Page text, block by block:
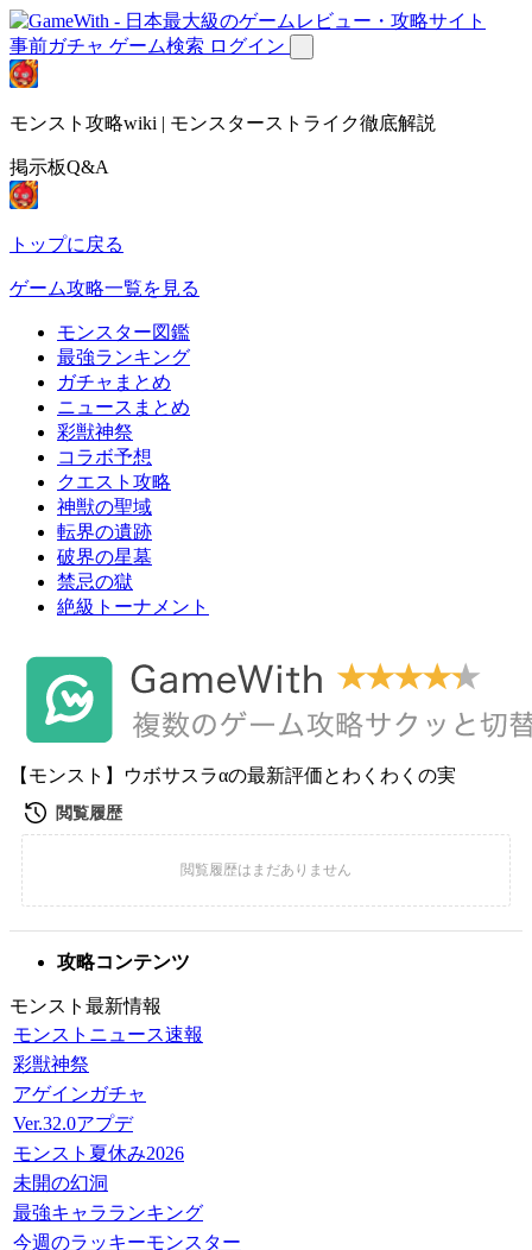
事前ガチャ ゲーム検索 ログイン
モンスト攻略wiki | モンスターストライク徹底解説
掲示板Q&A
トップに戻る
ゲーム攻略一覧を見る
モンスター図鑑
最強ランキング
ガチャまとめ
ニュースまとめ
彩獣神祭
コラボ予想
クエスト攻略
神獣の聖域
転界の遺跡
破界の星墓
禁忌の獄
絶級トーナメント
【モンスト】ウボサスラαの最新評価とわくわくの実
攻略コンテンツ
モンスト最新情報
モンストニュース速報
彩獣神祭
アゲインガチャ
Ver.32.0アプデ
モンスト夏休み2026
未開の幻洞
最強キャラランキング
今週のラッキーモンスター